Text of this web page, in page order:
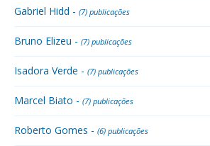
Gabriel Hidd - (7) publicações
Bruno Elizeu - (7) publicações
Isadora Verde - (7) publicações
Marcel Biato - (7) publicações
Roberto Gomes - (6) publicações